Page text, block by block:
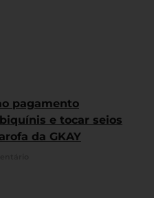
pagamento
e tocar seios
da GKAY